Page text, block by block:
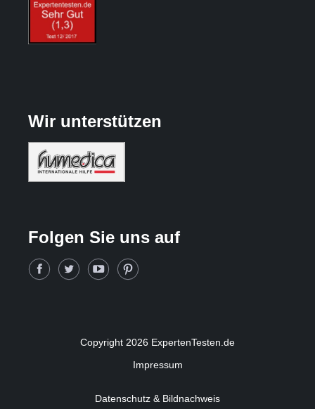
Wir unterstützen
Folgen Sie uns auf
Copyright 2026 ExpertenTesten.de
Impressum
Datenschutz & Bildnachweis